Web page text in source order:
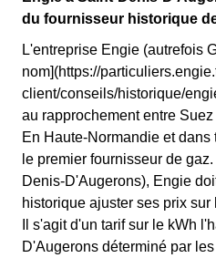
du fournisseur historique
L'entreprise Engie (autrefois
nom](https://
client/conseils/historique/
au rapprochement entre
En Haute-Normandie et
le premier fournisseur de
Denis-D'Augerons), Engie
historique ajuster ses prix
Il s'agit d'un tarif sur le kWh
D'Augerons déterminé par